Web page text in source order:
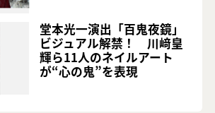
堂本光一演出「百鬼夜鏡」
ビジュアル解禁！ 川﨑皇
輝ら11人のネイルアート
が“心の鬼”を表現